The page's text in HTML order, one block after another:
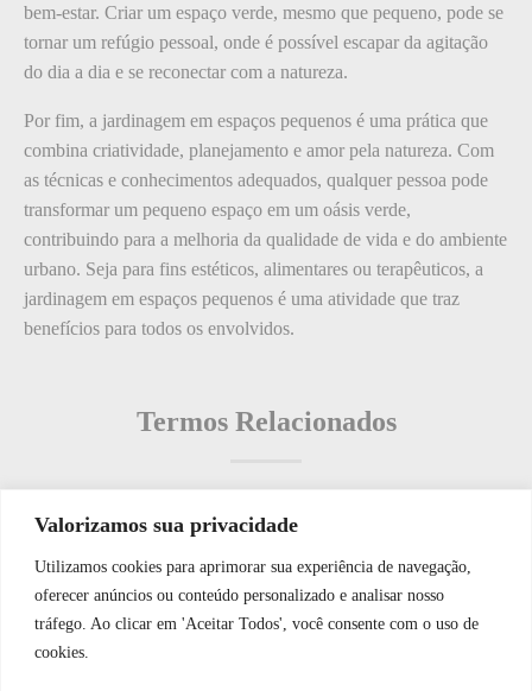
Valorizamos sua privacidade
Utilizamos cookies para aprimorar sua experiência de navegação,
oferecer anúncios ou conteúdo personalizado e analisar nosso
tráfego. Ao clicar em 'Aceitar Todos', você consente com o uso de
cookies.
bem-estar. Criar um espaço verde, mesmo que pequeno, pode se
tornar um refúgio pessoal, onde é possível escapar da agitação
do dia a dia e se reconectar com a natureza.
Por fim, a jardinagem em espaços pequenos é uma prática que
combina criatividade, planejamento e amor pela natureza. Com
as técnicas e conhecimentos adequados, qualquer pessoa pode
transformar um pequeno espaço em um oásis verde,
contribuindo para a melhoria da qualidade de vida e do ambiente
urbano. Seja para fins estéticos, alimentares ou terapêuticos, a
jardinagem em espaços pequenos é uma atividade que traz
benefícios para todos os envolvidos.
Termos Relacionados
Termos populares
O que é: Ordem de Trabalho de Manutenção
O que é: limpeza e conservação
WhatsApp JF Tech